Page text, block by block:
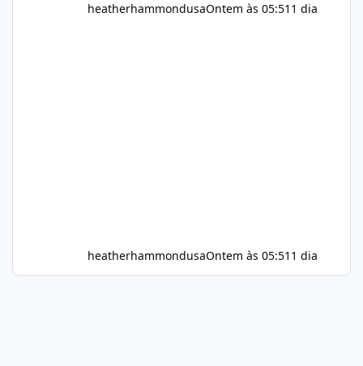
heatherhammondusaOntem às 05:51 1 dia
heatherhammondusaOntem às 05:51 1 dia